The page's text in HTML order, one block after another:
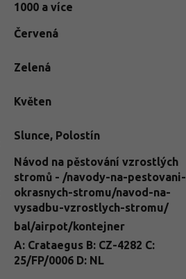
1000 a více
Červená
Zelená
Květen
Slunce, Polostín
Návod na pěstování vzrostlých
stromů - /navody-na-pestovani-
okrasnych-stromu/navod-na-
vysadbu-vzrostlych-stromu/
bal/airpot/kontejner
A: Crataegus B: CZ-4282 C:
25/FP/0006 D: NL